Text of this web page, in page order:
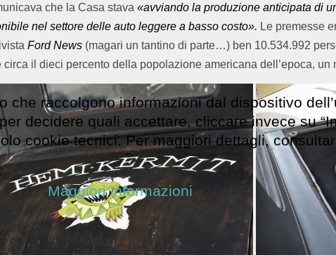
che la Casa stava «avviando la produzione anticipata di
nel settore delle auto leggere a basso costo». Le premesse
Ford News (magari un tantino di parte…) ben 10.534.992
il dieci percento della popolazione americana dell’epoca, un
raccolgono informazioni dal dispositivo
decidere quali accettare, cliccare invece su
cookie tecnici. Per maggiori dettagli,
Maggiori informazioni